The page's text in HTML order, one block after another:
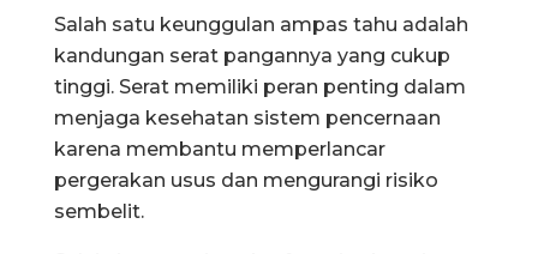
Salah satu keunggulan ampas tahu adalah
kandungan serat pangannya yang cukup
tinggi. Serat memiliki peran penting dalam
menjaga kesehatan sistem pencernaan
karena membantu memperlancar
pergerakan usus dan mengurangi risiko
sembelit.